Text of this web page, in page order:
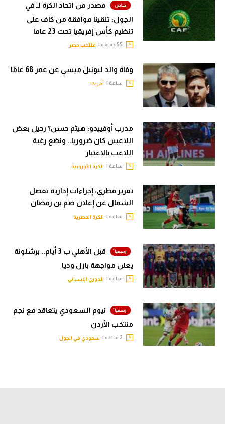
مصدر من اتحاد الكرة لـ في
الجول: تلقينا موافقة من كاف على
تنظيم كأس إفريقيا تحت 23 عاما
منتخب مصر
وفاة والد ليونيل ميسي عن عمر 68 عامًا
ساعة | أمريكا
مدرب أوفييدو: هيثم حسن؟ رحيل بعض
اللاعبين كان ضروريا.. ونضع رغبة
اللاعب بالاعتبار
ساعة | الكرة الأوروبية
تقرير قطري: إجراءات إدارية تفصل
الشمال عن إعلان ضم بن رمضان
ساعة | الكرة المصرية
قبل الأهلي ب 3 أيام.. برشلونة
يعلن مواجهة بازل وديا
ساعة | الدوري الإسباني
نيوم السعودي يتعاقد مع نجم
منتخب الأردن
سعودي في الجول